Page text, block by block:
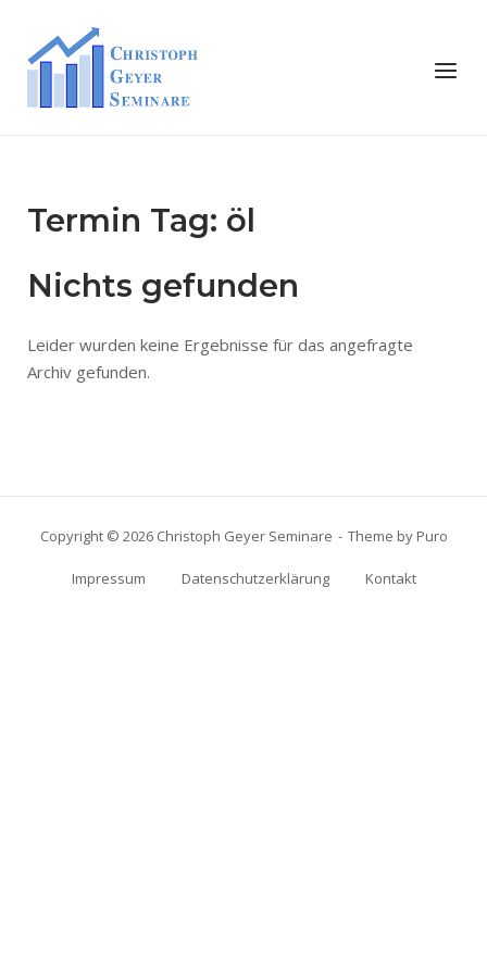
content
Home
Menu
Termin Tag: öl
Nichts gefunden
Leider wurden keine Ergebnisse für das angefragte
Archiv gefunden.
Copyright © 2026 Christoph Geyer Seminare Theme by Puro
Impressum Datenschutzerklärung Kontakt